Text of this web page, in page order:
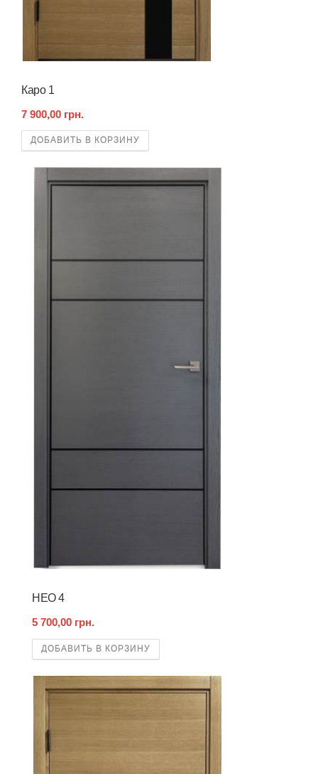
Каро 1
7 900,00 грн.
ДОБАВИТЬ В КОРЗИНУ
НЕО 4
5 700,00 грн.
ДОБАВИТЬ В КОРЗИНУ